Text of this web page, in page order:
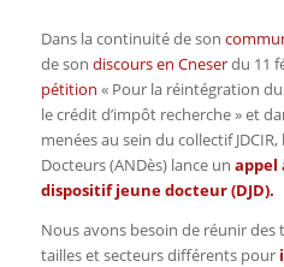
Dans la continuité de son
de son discours en Cneserdu 11
pétition « Pour la réintégration
le crédit d’impôt recherche » et
menées au sein du collectif
Docteurs (ANDès) lance un appel
dispositif jeune docteur (DJD).
Nous avons besoin de réunir des
tailles et secteurs différents pour